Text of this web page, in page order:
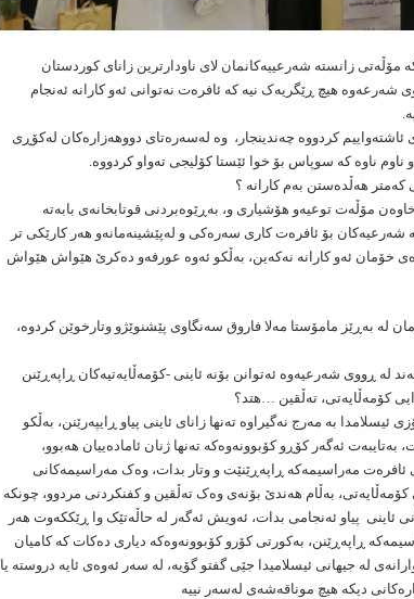
زانستە شەرعییەکانمان لای ناودارترین زانای کوردستان
شەرعەوە هیچ ڕێگریەک نیە کە ئافرەت نەتوانی ئەو کارانە ئەنجام
کردووە چەندینجار، وە لەسەرەتای دووهەزارەکان لەکۆڕی
ناوە کە سوپاس بۆ خوا ئێستا کۆلیجی تەواو کردووە.
کەمتر هەڵدەستن بەم کارانە ؟
مۆڵەت توعیەو هۆشیاری و، بەڕێوەبردنی قوتابخانەی بابەتە
بۆ ئافرەت کاری سەرەکی و لەپێشینەمانەو هەر کارێکی تر
خۆمان ئەو کارانە نەکەین، بەڵکو ئەوە عورفەو دەکرێ هێواش هێواش
لە بەڕێز مامۆستا مەلا فاروق سەنگاوی پێشنوێژو وتارخوێن کردوە،
لە ڕووی شەرعیەوە ئەتوانن بۆنە ئاینی -کۆمەڵایەتیەکان ڕاپەڕێنن
کۆمەڵایەتی، تەڵقین …هتد؟
ئیسلامدا بە مەرج نەگیراوە تەنها زانای ئاینی پیاو ڕایپەرێنن، بەڵکو
ئەگەر کۆڕو کۆبوونەوەکە تەنها ژنان ئامادەییان هەبوو،
ئافرەت مەراسیمەکە ڕاپەڕێنێت و وتار بدات، وەک مەراسیمەکانی
کۆمەڵایەتی، بەڵام هەندێ بۆنەی وەک تەڵقین و کفنکردنی مردوو، چونکە
ئاینی پیاو ئەنجامی بدات، ئەویش ئەگەر لە حاڵەتێک وا ڕێککەوت هەر
ڕاپەڕێنن، بەکورتی کۆرو کۆبوونەوەکە دیاری دەکات کە کامیان
لە جیهانی ئیسلامیدا جێی گفتو گۆیە، لە سەر ئەوەی ئایە دروستە یا
دیکە هیچ موناقەشەی لەسەر نییە